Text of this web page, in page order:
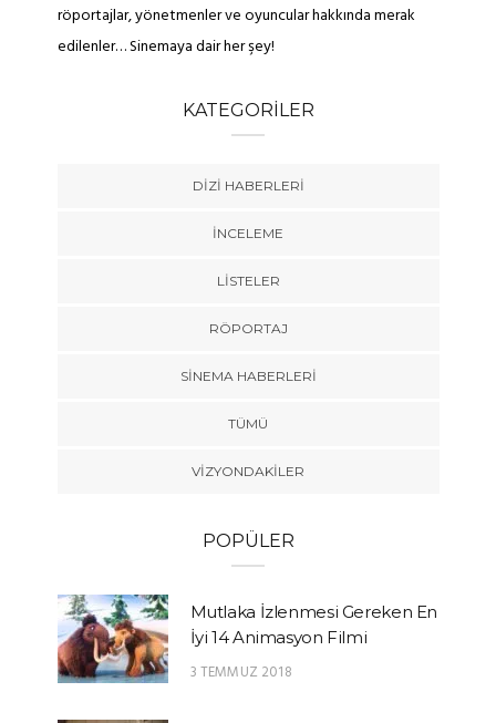
röportajlar, yönetmenler ve oyuncular hakkında merak
edilenler… Sinemaya dair her şey!
KATEGORILER
DIZI HABERLERI
İNCELEME
LISTELER
RÖPORTAJ
SINEMA HABERLERI
TÜMÜ
VIZYONDAKILER
POPÜLER
Mutlaka İzlenmesi Gereken En
İyi 14 Animasyon Filmi
3 TEMMUZ 2018